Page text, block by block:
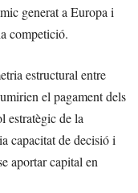
generat a Europa i
competició.
estructural entre
el pagament dels
estratègic de la
capacitat de decisió i
aportar capital en